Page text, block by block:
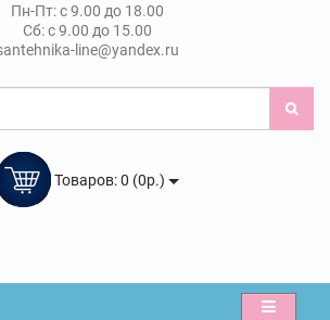
Пн-Пт: с 9.00 до 18.00
Сб: с 9.00 до 15.00
line@yandex.ru
Товаров: 0 (0р.)